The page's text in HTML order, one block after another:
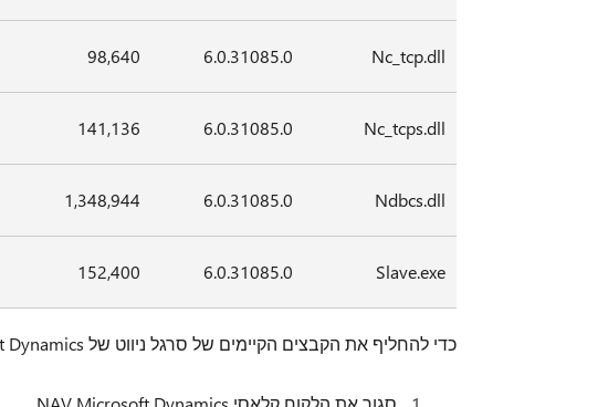
Nc_tcp.dll
6.0.31085.0
98,640
Nc_tcps.dll
6.0.31085.0
141,136
Ndbcs.dll
6.0.31085.0
1,348,944
Slave.exe
6.0.31085.0
152,400
כדי להחליף את הקבצים הקיימים של סרגל ניווט של Microsoft Dynamics, בצע את הפעולות הבאות: